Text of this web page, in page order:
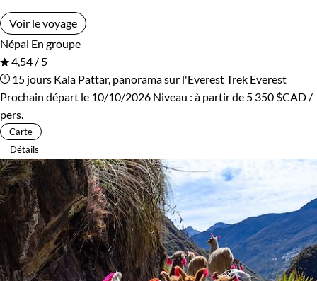
Voir le voyage
Népal En groupe
4,54 / 5
15 jours Kala Pattar, panorama sur l'EverestTrek Everest
Prochain départ le 10/10/2026 Niveau : à partir de 5 350 $CAD /
pers.
Carte
Détails